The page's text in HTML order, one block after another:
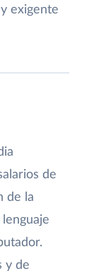
exigente
de
de la
y de